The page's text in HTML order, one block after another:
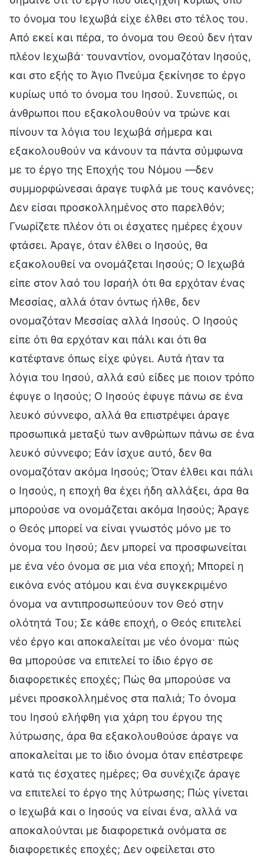
το όνομα του Ιεχωβά είχε έλθει στο τέλος του.
Από εκεί και πέρα, το όνομα του Θεού δεν ήταν
πλέον Ιεχωβά· τουναντίον, ονομαζόταν Ιησούς,
και στο εξής το Άγιο Πνεύμα ξεκίνησε το έργο
κυρίως υπό το όνομα του Ιησού. Συνεπώς, οι
άνθρωποι που εξακολουθούν να τρώνε και
πίνουν τα λόγια του Ιεχωβά σήμερα και
εξακολουθούν να κάνουν τα πάντα σύμφωνα
με το έργο της Εποχής του Νόμου —δεν
συμμορφώνεσαι άραγε τυφλά με τους κανόνες;
Δεν είσαι προσκολλημένος στο παρελθόν;
Γνωρίζετε πλέον ότι οι έσχατες ημέρες έχουν
φτάσει. Άραγε, όταν έλθει ο Ιησούς, θα
εξακολουθεί να ονομάζεται Ιησούς; Ο Ιεχωβά
είπε στον λαό του Ισραήλ ότι θα ερχόταν ένας
Μεσσίας, αλλά όταν όντως ήλθε, δεν
ονομαζόταν Μεσσίας αλλά Ιησούς. Ο Ιησούς
είπε ότι θα ερχόταν και πάλι και ότι θα
κατέφτανε όπως είχε φύγει. Αυτά ήταν τα
λόγια του Ιησού, αλλά εσύ είδες με ποιον τρόπο
έφυγε ο Ιησούς; Ο Ιησούς έφυγε πάνω σε ένα
λευκό σύννεφο, αλλά θα επιστρέψει άραγε
προσωπικά μεταξύ των ανθρώπων πάνω σε ένα
λευκό σύννεφο; Εάν ίσχυε αυτό, δεν θα
ονομαζόταν ακόμα Ιησούς; Όταν έλθει και πάλι
ο Ιησούς, η εποχή θα έχει ήδη αλλάξει, άρα θα
μπορούσε να ονομάζεται ακόμα Ιησούς; Άραγε
ο Θεός μπορεί να είναι γνωστός μόνο με το
όνομα του Ιησού; Δεν μπορεί να προσφωνείται
με ένα νέο όνομα σε μια νέα εποχή; Μπορεί η
εικόνα ενός ατόμου και ένα συγκεκριμένο
όνομα να αντιπροσωπεύουν τον Θεό στην
ολότητά Του; Σε κάθε εποχή, ο Θεός επιτελεί
νέο έργο και αποκαλείται με νέο όνομα· πώς
θα μπορούσε να επιτελεί το ίδιο έργο σε
διαφορετικές εποχές; Πώς θα μπορούσε να
μένει προσκολλημένος στα παλιά; Το όνομα
του Ιησού ελήφθη για χάρη του έργου της
λύτρωσης, άρα θα εξακολουθούσε άραγε να
αποκαλείται με το ίδιο όνομα όταν επέστρεφε
κατά τις έσχατες ημέρες; Θα συνέχιζε άραγε
να επιτελεί το έργο της λύτρωσης; Πώς γίνεται
ο Ιεχωβά και ο Ιησούς να είναι ένα, αλλά να
αποκαλούνται με διαφορετικά ονόματα σε
διαφορετικές εποχές; Δεν οφείλεται στο